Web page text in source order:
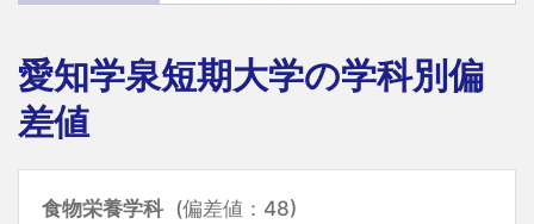
愛知学泉短期大学の学科別偏
差値
食物栄養学科 (偏差値：48)